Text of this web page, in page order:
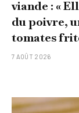
viande : «
du poivre,
tomates
7 AOÛT 2026